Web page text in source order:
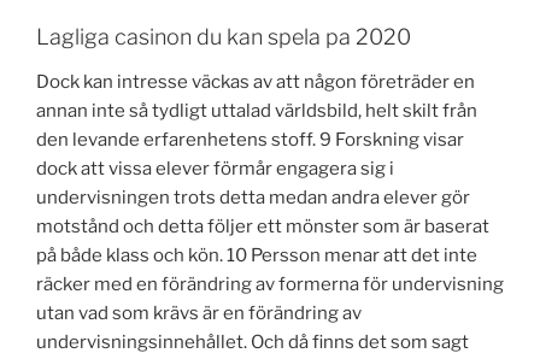
Lagliga casinon du kan spela pa 2020
Dock kan intresse väckas av att någon företräder en
annan inte så tydligt uttalad världsbild, helt skilt från
den levande erfarenhetens stoff. 9 Forskning visar
dock att vissa elever förmår engagera sig i
undervisningen trots detta medan andra elever gör
motstånd och detta följer ett mönster som är baserat
på både klass och kön. 10 Persson menar att det inte
räcker med en förändring av formerna för undervisning
utan vad som krävs är en förändring av
undervisningsinnehållet. Och då finns det som sagt